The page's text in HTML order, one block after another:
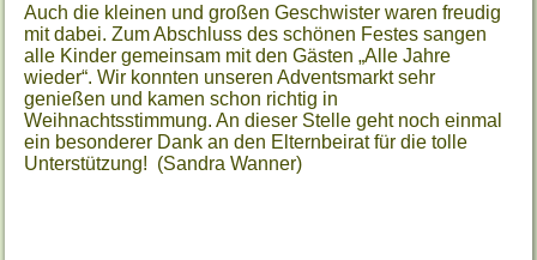
Auch die kleinen und großen Geschwister waren freudig
mit dabei.Zum Abschluss des schönen Festes sangen
alle Kinder gemeinsam mit den Gästen „Alle Jahre
wieder“. Wir konnten unseren Adventsmarkt sehr
genießen und kamen schon richtig in
Weihnachtsstimmung. An dieser Stelle geht noch einmal
ein besonderer Dank an den Elternbeirat für die tolle
Unterstützung! (Sandra Wanner)